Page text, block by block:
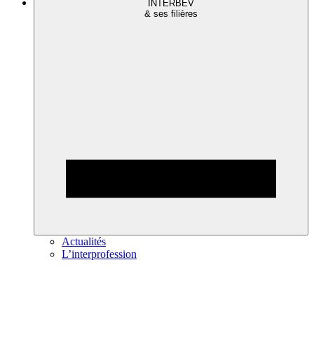
INTERBEV
& ses filières
Actualités
L’interprofession